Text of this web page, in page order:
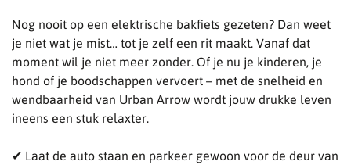
Nog nooit op een elektrische bakfiets gezeten? Dan weet
je niet wat je mist… tot je zelf een rit maakt. Vanaf dat
moment wil je niet meer zonder. Of je nu je kinderen, je
hond of je boodschappen vervoert – met de snelheid en
wendbaarheid van Urban Arrow wordt jouw drukke leven
ineens een stuk relaxter.
✔ Laat de auto staan en parkeer gewoon voor de deur van